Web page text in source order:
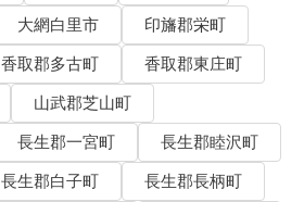
大網白里市
印旛郡栄町
香取郡多古町
香取郡東庄町
山武郡芝山町
長生郡一宮町
長生郡睦沢町
長生郡白子町
長生郡長柄町